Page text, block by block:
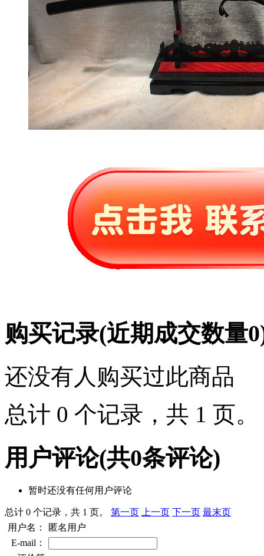
购买记录(近期成交数量0
还没有人购买过此商品
总计 0 个记录，共 1 页。
用户评论(共0条评论)
暂时还没有任何用户评论
总计 0 个记录，共 1 页。 第一页 上一页 下一页 最末页
用户名：
匿名用户
E-mail：